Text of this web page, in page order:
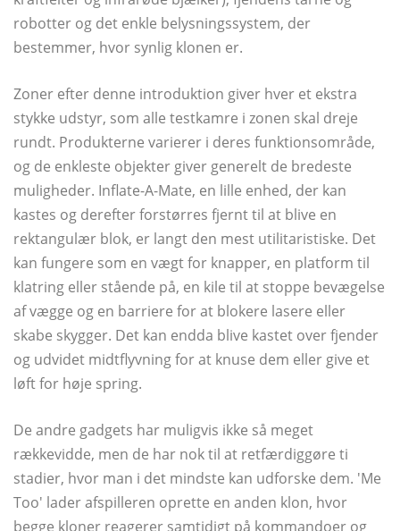
robotter og det enkle belysningssystem, der
bestemmer, hvor synlig klonen er.
Zoner efter denne introduktion giver hver et ekstra
stykke udstyr, som alle testkamre i zonen skal dreje
rundt. Produkterne varierer i deres funktionsområde,
og de enkleste objekter giver generelt de bredeste
muligheder. Inflate-A-Mate, en lille enhed, der kan
kastes og derefter forstørres fjernt til at blive en
rektangulær blok, er langt den mest utilitaristiske. Det
kan fungere som en vægt for knapper, en platform til
klatring eller stående på, en kile til at stoppe bevægelse
af vægge og en barriere for at blokere lasere eller
skabe skygger. Det kan endda blive kastet over fjender
og udvidet midtflyvning for at knuse dem eller give et
løft for høje spring.
De andre gadgets har muligvis ikke så meget
rækkevidde, men de har nok til at retfærdiggøre ti
stadier, hvor man i det mindste kan udforske dem. 'Me
Too' lader afspilleren oprette en anden klon, hvor
begge kloner reagerer samtidigt på kommandoer og